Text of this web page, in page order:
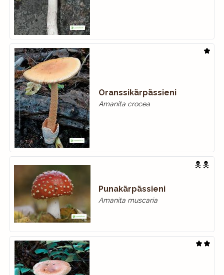
Oranssikärpässieni
Amanita crocea
Punakärpässieni
Amanita muscaria